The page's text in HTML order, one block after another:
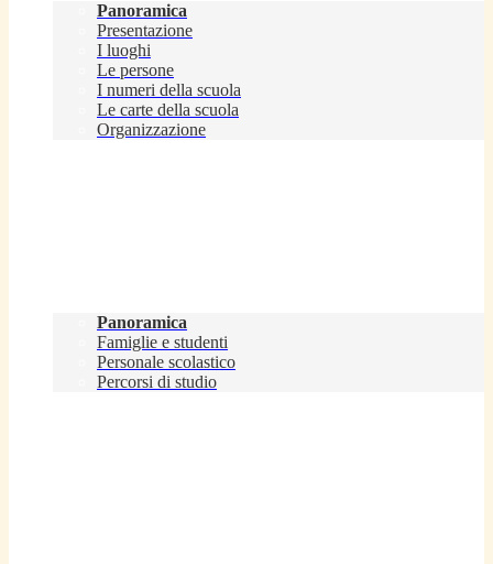
Panoramica
Presentazione
I luoghi
Le persone
I numeri della scuola
Le carte della scuola
Organizzazione
Panoramica
Famiglie e studenti
Personale scolastico
Percorsi di studio